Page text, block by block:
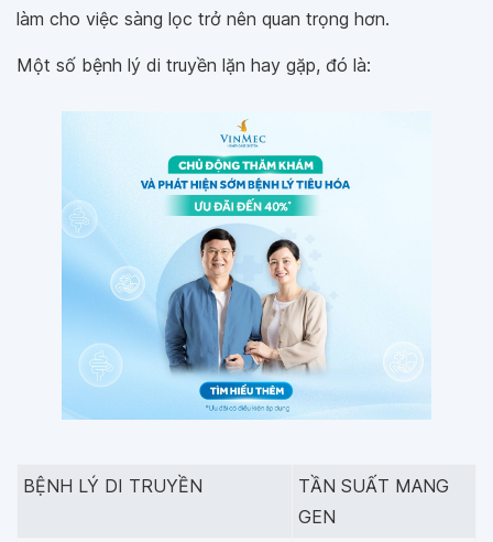
làm cho việc sàng lọc trở nên quan trọng hơn.
Một số bệnh lý di truyền lặn hay gặp, đó là:
BỆNH LÝ DI TRUYỀN
TẦN SUẤT MANG
GEN